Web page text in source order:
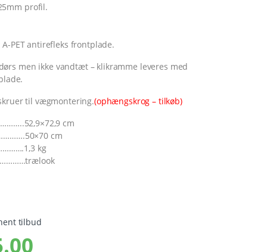
profil.
PET antirefleks frontplade.
men ikke vandtæt – klikramme leveres med
til vægmontering.(ophængskrog – tilkøb)
cm
cm
kg
tilbud